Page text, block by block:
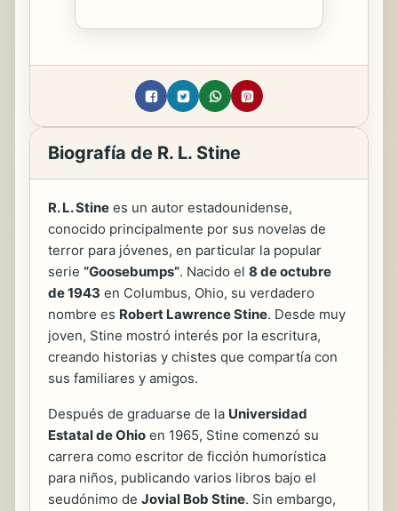
Biografía de R. L. Stine
R. L. Stine es un autor estadounidense,
conocido principalmente por sus novelas de
terror para jóvenes, en particular la popular
serie “Goosebumps”. Nacido el 8 de octubre
de 1943 en Columbus, Ohio, su verdadero
nombre es Robert Lawrence Stine. Desde muy
joven, Stine mostró interés por la escritura,
creando historias y chistes que compartía con
sus familiares y amigos.
Después de graduarse de la Universidad
Estatal de Ohio en 1965, Stine comenzó su
carrera como escritor de ficción humorística
para niños, publicando varios libros bajo el
seudónimo de Jovial Bob Stine. Sin embargo,